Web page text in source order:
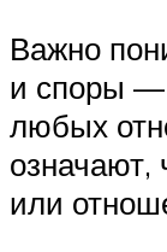
Важно
и споры —
любых
означают,
или